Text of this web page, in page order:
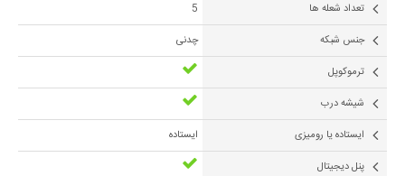
تعداد شعله ها
5
جنس شبکه
چدنی
ترموکوپل
شیشه درب
ایستاده یا رومیزی
ایستاده
پنل دیجیتال